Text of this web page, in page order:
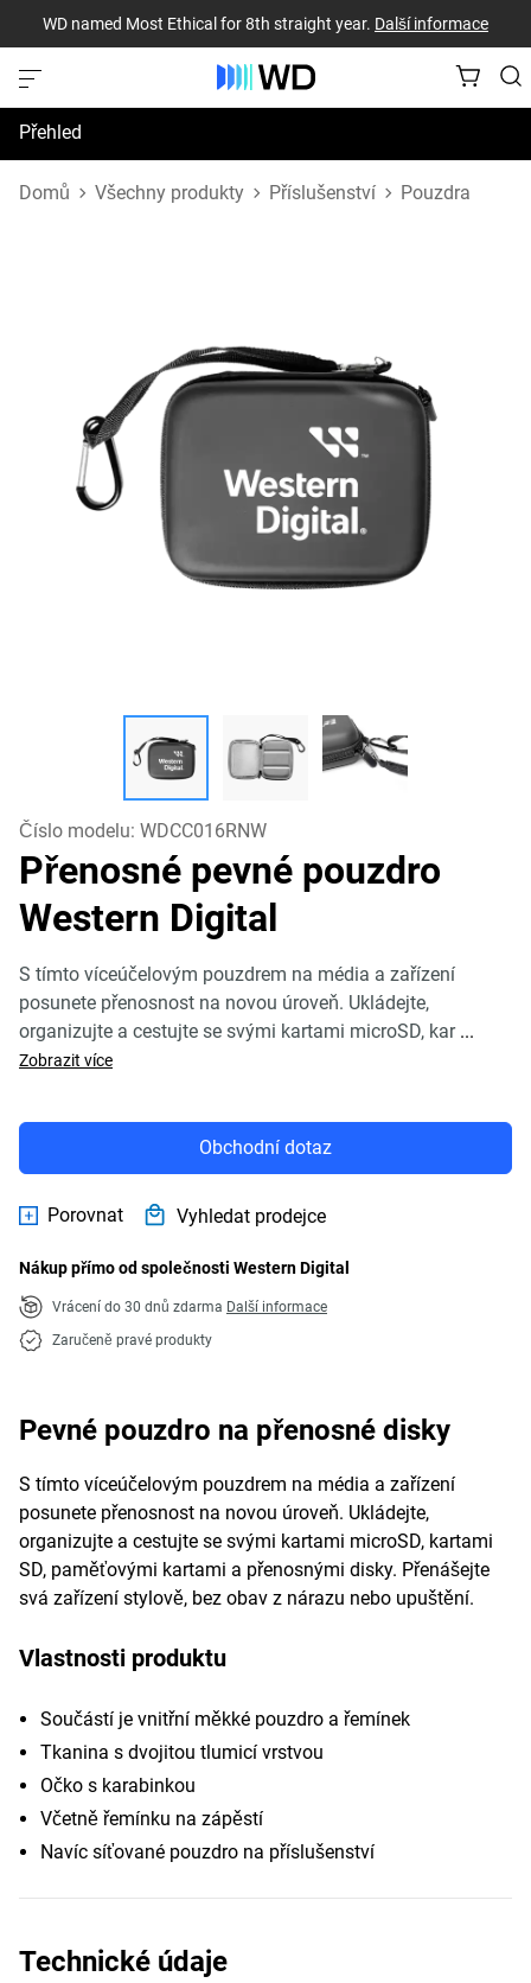
WD named Most Ethical for 8th straight year. Další informace
Přehled
Technické údaje
Domů Všechny produkty Příslušenství Pouzdra
Číslo modelu: WDCC016RNW
Přenosné pevné pouzdro
Western Digital
S tímto víceúčelovým pouzdrem na média a zařízení
posunete přenosnost na novou úroveň. Ukládejte,
organizujte a cestujte se svými kartami microSD, kar ...
Zobrazit více
Obchodní dotaz
Porovnat Vyhledat prodejce
Nákup přímo od společnosti Western Digital
Vrácení do 30 dnů zdarma Další informace
Zaručeně pravé produkty
Pevné pouzdro na přenosné disky
S tímto víceúčelovým pouzdrem na média a zařízení
posunete přenosnost na novou úroveň. Ukládejte,
organizujte a cestujte se svými kartami microSD, kartami
SD, paměťovými kartami a přenosnými disky. Přenášejte
svá zařízení stylově, bez obav z nárazu nebo upuštění.
Vlastnosti produktu
Součástí je vnitřní měkké pouzdro a řemínek
Tkanina s dvojitou tlumicí vrstvou
Očko s karabinkou
Včetně řemínku na zápěstí
Navíc síťované pouzdro na příslušenství
Technické údaje